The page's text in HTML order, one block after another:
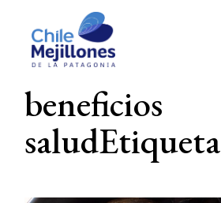
content
beneficios
saludEtiqueta